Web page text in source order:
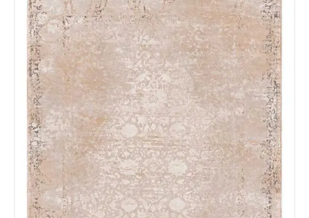
Teléfono
Correo electronico *
Tu mensaje.
Nombre y Referencia del producto*